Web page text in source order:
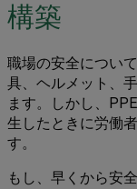
構築
職場の安全につい
具、ヘルメット、
ます。しかし、
生したときに労働
す。
もし、早くから安